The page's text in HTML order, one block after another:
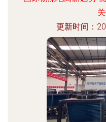
更新时间：